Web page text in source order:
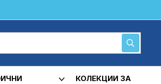
Търсене
КОЛЕКЦИИ ЗА